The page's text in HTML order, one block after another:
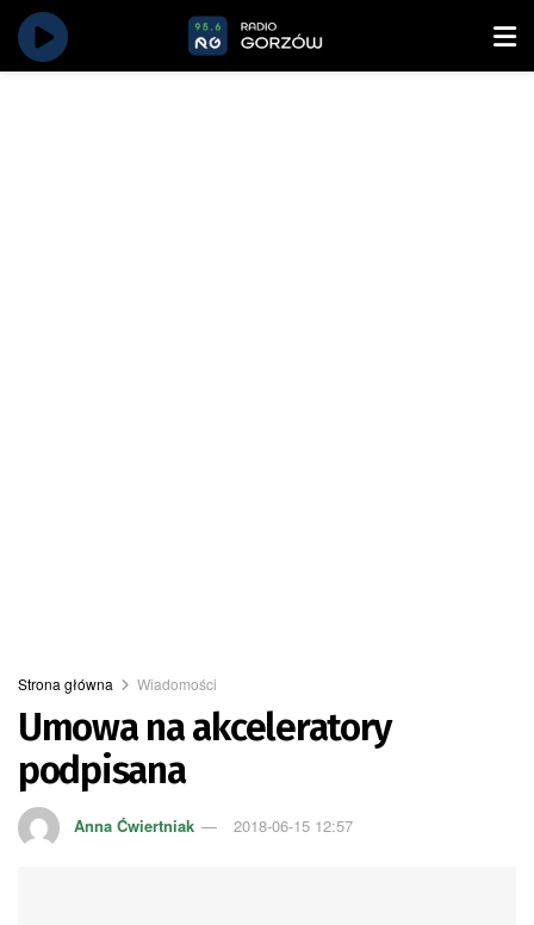
Strona główna Wiadomości
Umowa na akceleratory
podpisana
Anna Ćwiertniak 2018-06-15 12:57